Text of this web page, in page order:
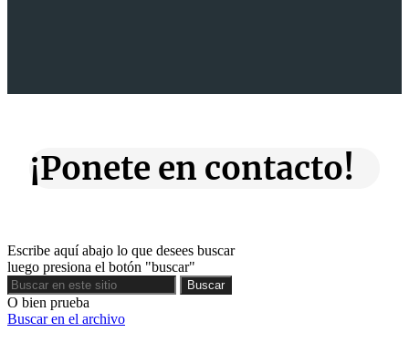
¡Ponete en contacto!
Escribe aquí abajo lo que desees buscar
luego presiona el botón "buscar"
Buscar
Buscar
O bien prueba
Buscar en el archivo